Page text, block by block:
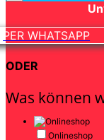
PER WHATSAPP
ODER
Was können
Onlineshop